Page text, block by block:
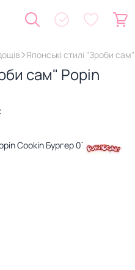
Японські стилі "Зроби
сам" Popin